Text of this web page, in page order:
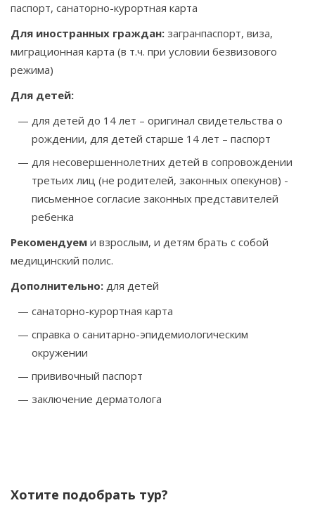
паспорт, санаторно-курортная карта
Для иностранных граждан: загранпаспорт, виза,
миграционная карта (в т.ч. при условии безвизового
режима)
Для детей:
для детей до 14 лет – оригинал свидетельства о
рождении, для детей старше 14 лет – паспорт
для несовершеннолетних детей в сопровождении
третьих лиц (не родителей, законных опекунов) -
письменное согласие законных представителей
ребенка
Рекомендуем и взрослым, и детям брать с собой
медицинский полис.
Дополнительно: для детей
санаторно-курортная карта
справка о санитарно-эпидемиологическим
окружении
прививочный паспорт
заключение дерматолога
Хотите подобрать тур?